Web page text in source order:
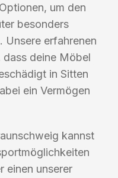
um den
besonders
erfahrenen
dass deine Möbel
in Sitten
ein Vermögen
kannst
einen unserer